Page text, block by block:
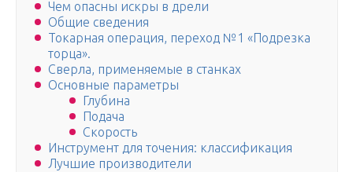
Чем опасны искры в дрели
Общие сведения
Токарная операция, переход №1 «Подрезка
торца».
Сверла, применяемые в станках
Основные параметры
Глубина
Подача
Скорость
Инструмент для точения: классификация
Лучшие производители